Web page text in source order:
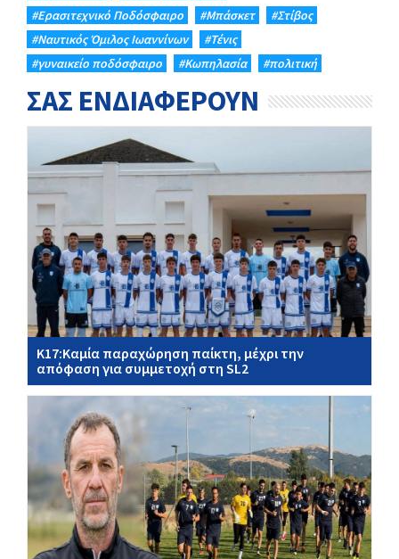
#Eρασιτεχνικό Ποδόσφαιρο
#Μπάσκετ
#Στίβος
#Ναυτικός Όμιλος Ιωαννίνων
#Τένις
#γυναικείο ποδόσφαιρο
#Κωπηλασία #πολιτική
ΣΑΣ ΕΝΔΙΑΦΕΡΟΥΝ
Κ17:Καμία παραχώρηση παίκτη, μέχρι την
απόφαση για συμμετοχή στη SL2